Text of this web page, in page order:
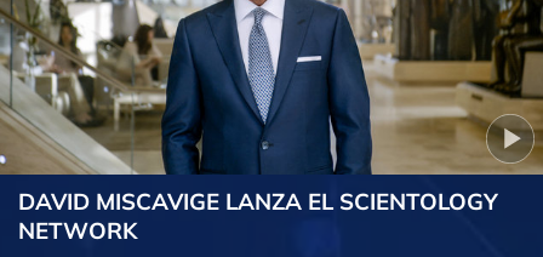
DAVID MISCAVIGE LANZA EL SCIENTOLOGY
NETWORK